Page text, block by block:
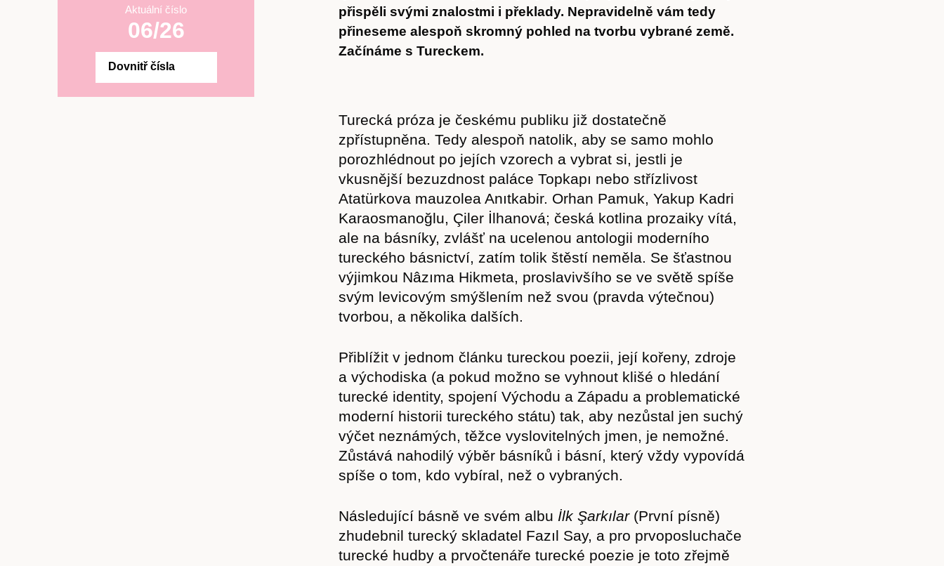
Aktuální číslo
06/26
Dovnitř čísla
přispěli svými znalostmi i překlady. Nepravidelně vám tedy
přineseme alespoň skromný pohled na tvorbu vybrané země.
Začínáme s Tureckem.
Turecká próza je českému publiku již dostatečně
zpřístupněna. Tedy alespoň natolik, aby se samo mohlo
porozhlédnout po jejích vzorech a vybrat si, jestli je
vkusnější bezuzdnost paláce Topkapı nebo střízlivost
Atatürkova mauzolea Anıtkabir. Orhan Pamuk, Yakup Kadri
Karaosmanoğlu, Çiler İlhanová; česká kotlina prozaiky vítá,
ale na básníky, zvlášť na ucelenou antologii moderního
tureckého básnictví, zatím tolik štěstí neměla. Se šťastnou
výjimkou Nâzıma Hikmeta, proslavivšího se ve světě spíše
svým levicovým smýšlením než svou (pravda výtečnou)
tvorbou, a několika dalších.
Přiblížit v jednom článku tureckou poezii, její kořeny, zdroje
a východiska (a pokud možno se vyhnout klišé o hledání
turecké identity, spojení Východu a Západu a problematické
moderní historii tureckého státu) tak, aby nezůstal jen suchý
výčet neznámých, těžce vyslovitelných jmen, je nemožné.
Zůstává nahodilý výběr básníků i básní, který vždy vypovídá
spíše o tom, kdo vybíral, než o vybraných.
Následující básně ve svém albu İlk Şarkılar(První písně)
zhudebnil turecký skladatel Fazıl Say, a pro prvoposluchače
turecké hudby a prvočtenáře turecké poezie je toto zřejmě